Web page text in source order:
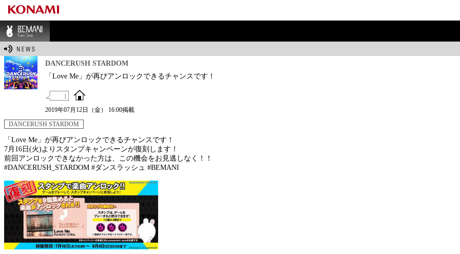
BEMANI Fan Sit
DANCERUSH STARDOM
「Love Me」が再びアンロックできるチャンスです！
1
2019年07月12日（金） 16:00掲載
DANCERUSH STARDOM
「Love Me」が再びアンロックできるチャンスです！
7月16日(火)よりスタンプキャンペーンが復刻します！
前回アンロックできなかった方は、この機会をお見逃しなく！！
#DANCERUSH_STARDOM #ダンスラッシュ #BEMANI